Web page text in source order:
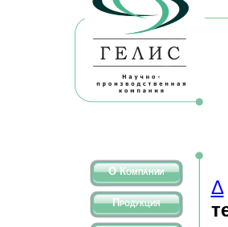
О Компании
Продукция
Δ